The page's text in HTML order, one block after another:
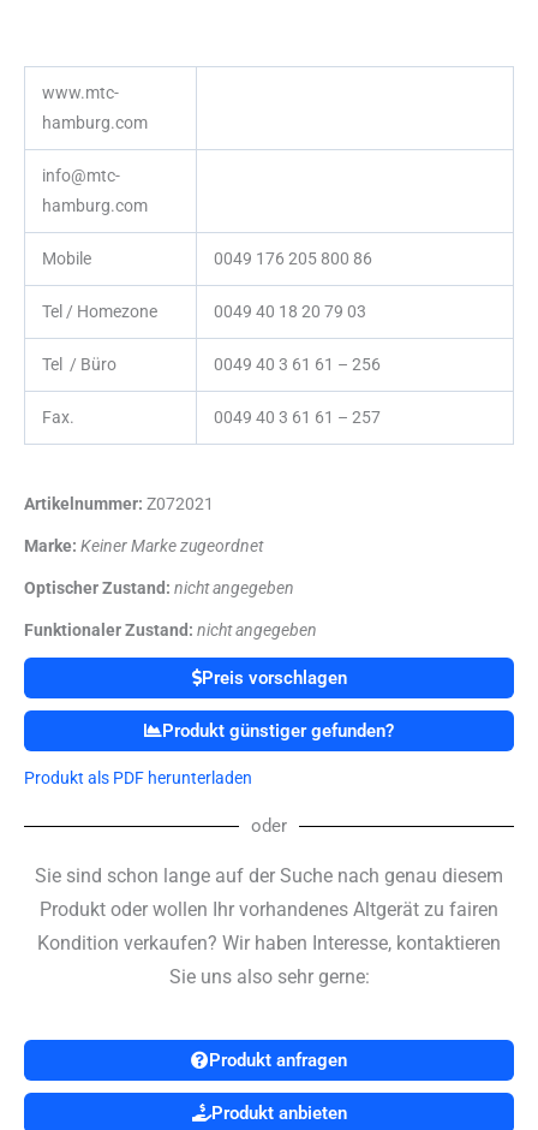
www.mtc-
hamburg.com
info@mtc-
hamburg.com
Mobile 0049 176 205 800 86
Tel / Homezone 0049 40 18 20 79 03
Tel / Büro 0049 40 3 61 61 – 256
Fax. 0049 40 3 61 61 – 257
Artikelnummer: Z072021
Marke: Keiner Marke zugeordnet
Optischer Zustand: nicht angegeben
Funktionaler Zustand: nicht angegeben
Preis vorschlagen
Produkt günstiger gefunden?
Produkt als PDF herunterladen
oder
Sie sind schon lange auf der Suche nach genau diesem
Produkt oder wollen Ihr vorhandenes Altgerät zu fairen
Kondition verkaufen? Wir haben Interesse, kontaktieren
Sie uns also sehr gerne:
Produkt anfragen
Produkt anbieten